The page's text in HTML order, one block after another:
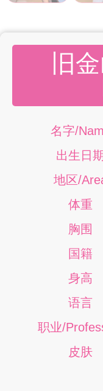
旧
名字/
出生日期
地区/
体重
胸围
国籍
身高
语言
职业/
皮肤